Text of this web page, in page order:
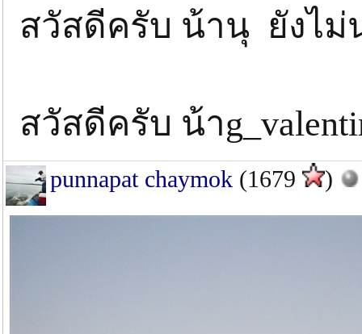
สวัสดีครับ น้านุ ยังไม่
สวัสดีครับ น้า
punnapat chaymok (1679 )